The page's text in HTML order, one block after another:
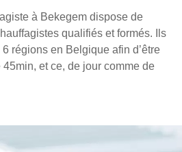
à Bekegem dispose de
qualifiés et formés. Ils
régions en Belgique afin d’être
et ce, de jour comme de